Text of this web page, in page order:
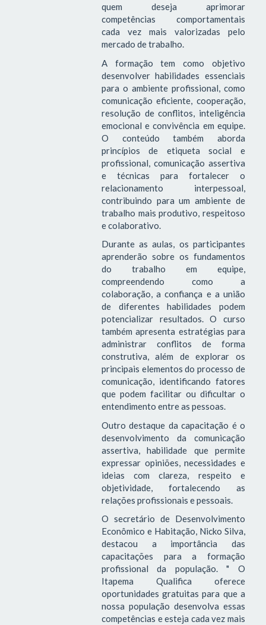
quem deseja aprimorar
competências comportamentais
cada vez mais valorizadas pelo
mercado de trabalho.
A formação tem como objetivo
desenvolver habilidades essenciais
para o ambiente profissional, como
comunicação eficiente, cooperação,
resolução de conflitos, inteligência
emocional e convivência em equipe.
O conteúdo também aborda
princípios de etiqueta social e
profissional, comunicação assertiva
e técnicas para fortalecer o
relacionamento interpessoal,
contribuindo para um ambiente de
trabalho mais produtivo, respeitoso
e colaborativo.
Durante as aulas, os participantes
aprenderão sobre os fundamentos
do trabalho em equipe,
compreendendo como a
colaboração, a confiança e a união
de diferentes habilidades podem
potencializar resultados. O curso
também apresenta estratégias para
administrar conflitos de forma
construtiva, além de explorar os
principais elementos do processo de
comunicação, identificando fatores
que podem facilitar ou dificultar o
entendimento entre as pessoas.
Outro destaque da capacitação é o
desenvolvimento da comunicação
assertiva, habilidade que permite
expressar opiniões, necessidades e
ideias com clareza, respeito e
objetividade, fortalecendo as
relações profissionais e pessoais.
O secretário de Desenvolvimento
Econômico e Habitação, Nicko Silva,
destacou a importância das
capacitações para a formação
profissional da população. " O
Itapema Qualifica oferece
oportunidades gratuitas para que a
nossa população desenvolva essas
competências e esteja cada vez mais